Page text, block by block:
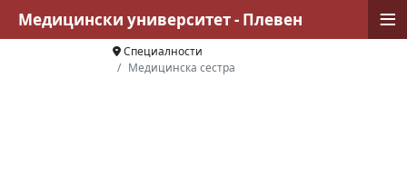
Специалности
Медицинска сестра
Медицински университет - Плевен ≡